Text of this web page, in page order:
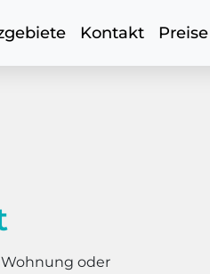
Kontakt Preise
oder